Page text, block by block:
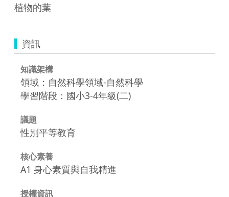
植物的葉
資訊
知識架構
領域：自然科學領域-自然科學
學習階段：國小3-4年級(二)
議題
性別平等教育
核心素養
A1 身心素質與自我精進
授權資訊